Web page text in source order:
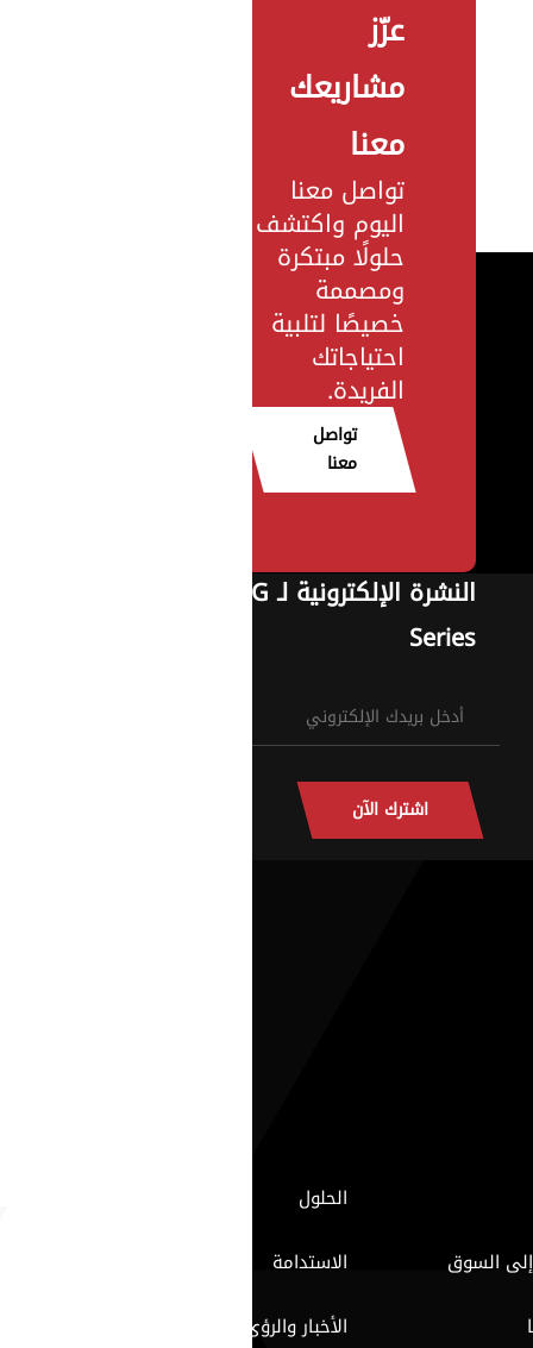
عزّز
مشاريعك
معنا
تواصل معنا
اليوم واكتشف
حلولًا مبتكرة
ومصممة
خصيصًا لتلبية
احتياجاتك
الفريدة.
تواصل
معنا
النشرة الإلكترونية لـ G
Series
اشترك الآن
الحلول
السوق
الاستدامة
الأخبار والرؤى